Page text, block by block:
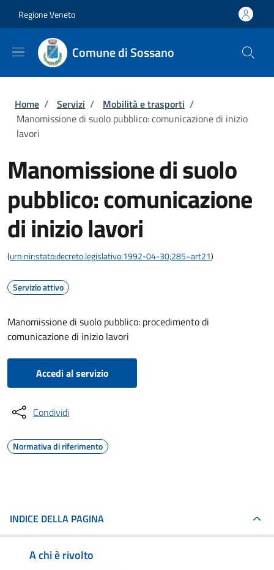
Regione Veneto
Comune di Sossano
Briciole di pane
Home / Servizi / Mobilità e trasporti /
Manomissione di suolo pubblico: comunicazione di inizio
lavori
Manomissione di suolo
pubblico: comunicazione
di inizio lavori
(urn:nir:stato:decreto.legislativo:1992-04-30;285~art21)
Servizio attivo
Manomissione di suolo pubblico: procedimento di
comunicazione di inizio lavori
Accedi al servizio
Condividi
Normativa di riferimento
INDICE DELLA PAGINA
A chi è rivolto